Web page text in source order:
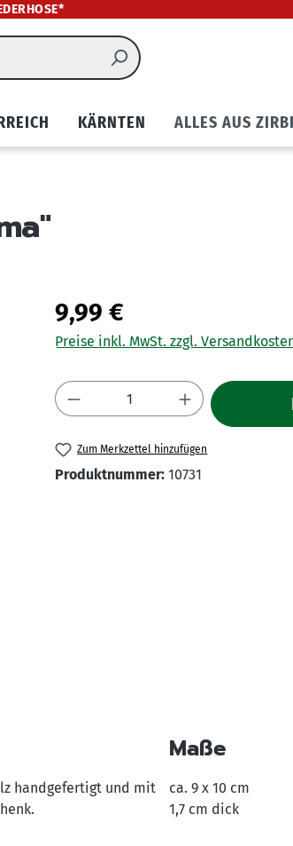
KÄRNTEN ALLES AUS
9,99 €
Preise inkl. MwSt. zzgl.
Produkt Anzahl: Gib
Zum Merkzettel hinzufügen
Produktnummer: 10731
handgefertigt und mit
Maße
ca. 9 x 10 cm
1,7 cm dick